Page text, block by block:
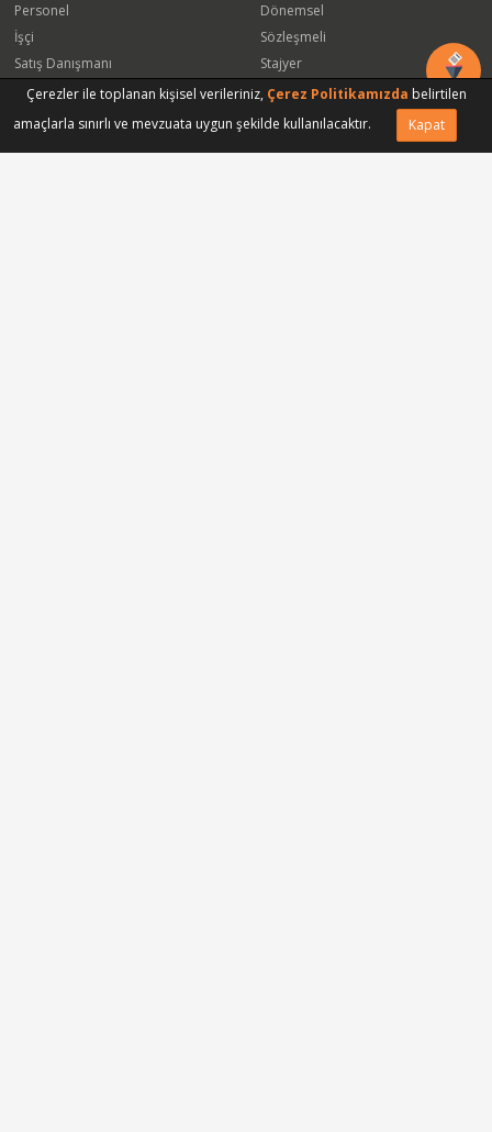
Personel
İşçi
Satış Danışmanı
Öğrenci
Satış Elemanı
Dönemsel
Sözleşmeli
Stajyer
Freelance
Yeni Mezun
Çerezler ile toplanan kişisel verileriniz, Çerez Politikamızda belirtilen
amaçlarla sınırlı ve mevzuata uygun şekilde kullanılacaktır.
Kapat